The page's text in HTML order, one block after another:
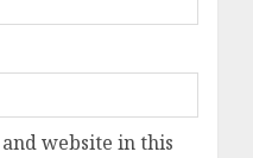
website in this